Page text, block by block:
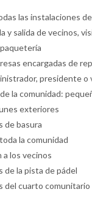
las instalaciones
y salida de vecinos,
encargadas de
presidente
la comunidad:
exteriores
de basura
la comunidad
los vecinos
de la pista de pádel
del cuarto comunitario